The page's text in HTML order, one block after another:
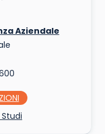
Aziendale